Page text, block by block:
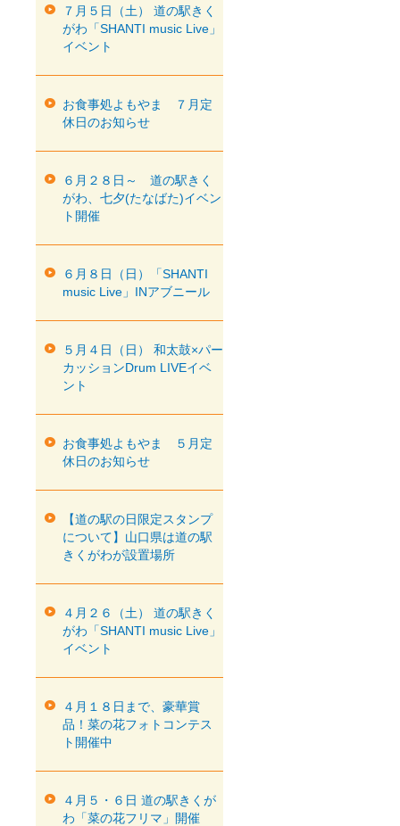
７月５日（土） 道の駅きく
がわ「SHANTI music Live」
イベント
お食事処よもやま ７月定
休日のお知らせ
６月２８日～ 道の駅きく
がわ、七夕(たなばた)イベン
ト開催
６月８日（日）「SHANTI
music Live」INアブニール
５月４日（日） 和太鼓×パー
カッションDrum LIVEイベ
ント
お食事処よもやま ５月定
休日のお知らせ
【道の駅の日限定スタンプ
について】山口県は道の駅
きくがわが設置場所
４月２６（土） 道の駅きく
がわ「SHANTI music Live」
イベント
４月１８日まで、豪華賞
品！菜の花フォトコンテス
ト開催中
４月５・６日 道の駅きくが
わ「菜の花フリマ」開催